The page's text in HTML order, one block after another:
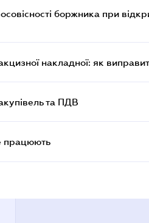
боржника при
накладної: як
та ПДВ
працюють